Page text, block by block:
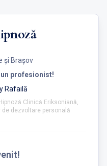
și Brașov
un profesionist!
Rafailă
Clinică Eriksoniană,
de dezvoltare personală